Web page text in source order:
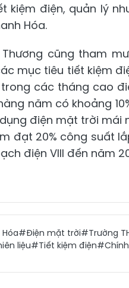
kiệm điện, quản lý
Hóa.
cũng tham
mục tiêu tiết kiệm
các tháng cao
năm có khoảng
điện mặt trời mái
đạt 20% công suất
điện VIII đến năm
#Điện mặt trời#Trường
liệu#Tiết kiệm điện